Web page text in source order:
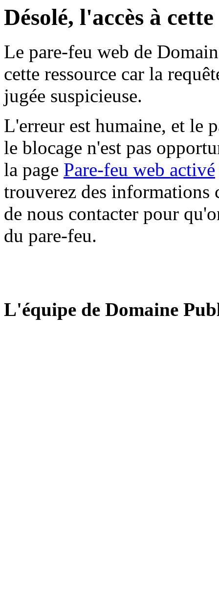
Désolé, l'accès à
Le pare-feu web de
cette ressource car la
jugée suspicieuse.
L'erreur est humaine, et le
le blocage n'est pas
la page Pare-feu web activé
trouverez des informations
de nous contacter pour
du pare-feu.
L'équipe de Domaine